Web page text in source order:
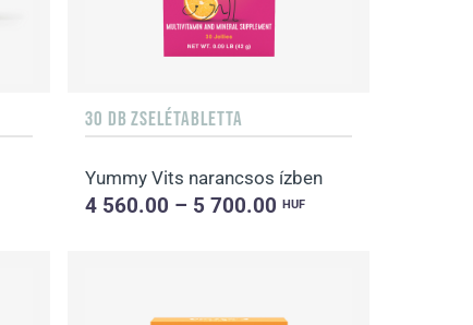
30 DB ZSELÉTABLETTA
Yummy Vits narancsos ízben
4 560.00 – 5 700.00HUF